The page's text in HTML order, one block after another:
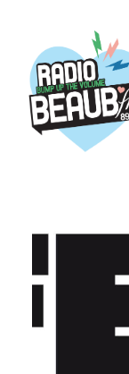
ÉMISSIONS